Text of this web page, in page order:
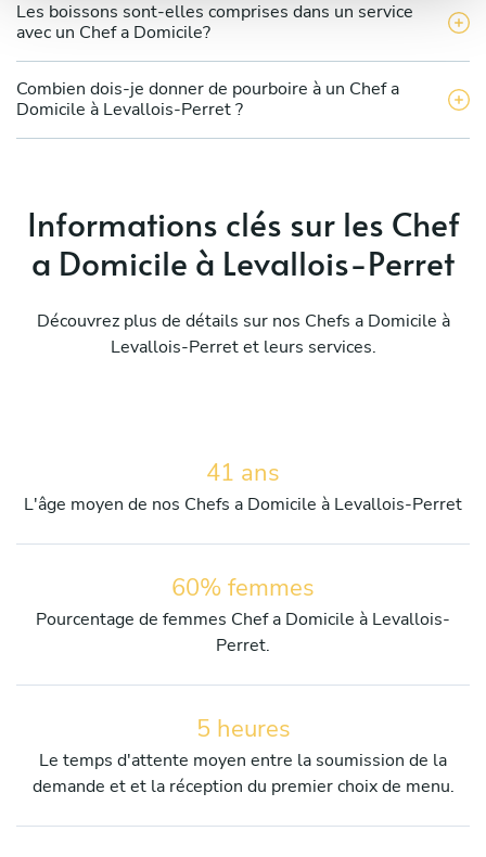
Les boissons sont-elles comprises dans un service
avec un Chef a Domicile?
Combien dois-je donner de pourboire à un Chef a
Domicile à Levallois-Perret ?
Informations clés sur les Chef
a Domicile à Levallois-Perret
Découvrez plus de détails sur nos Chefs a Domicile à
Levallois-Perret et leurs services.
41 ans
L'âge moyen de nos Chefs a Domicile à Levallois-Perret
60% femmes
Pourcentage de femmes Chef a Domicile à Levallois-
Perret.
5 heures
Le temps d'attente moyen entre la soumission de la
demande et et la réception du premier choix de menu.